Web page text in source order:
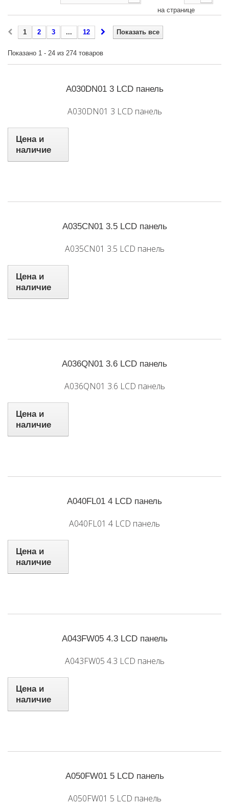
на странице
Показать все
1 2 3 ... 12
Показано 1 - 24 из 274 товаров
A030DN01 3 LCD панель
A030DN01 3 LCD панель
Цена и
наличие
A035CN01 3.5 LCD панель
A035CN01 3.5 LCD панель
Цена и
наличие
A036QN01 3.6 LCD панель
A036QN01 3.6 LCD панель
Цена и
наличие
A040FL01 4 LCD панель
A040FL01 4 LCD панель
Цена и
наличие
A043FW05 4.3 LCD панель
A043FW05 4.3 LCD панель
Цена и
наличие
A050FW01 5 LCD панель
A050FW01 5 LCD панель